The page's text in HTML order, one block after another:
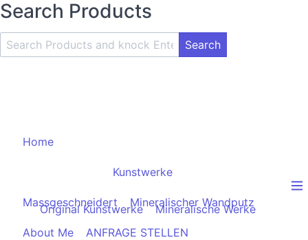
Search Products
Search
Product
Home
Kunstwerke
Original Kunstwerke Mineralische Werke
Massgeschneidert Mineralischer Wandputz
About Me ANFRAGE STELLEN